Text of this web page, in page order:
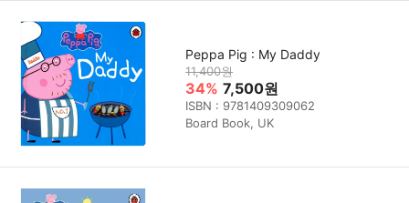
Peppa Pig : My Daddy
11,400원
34% 7,500원
ISBN : 9781409309062
Board Book, UK